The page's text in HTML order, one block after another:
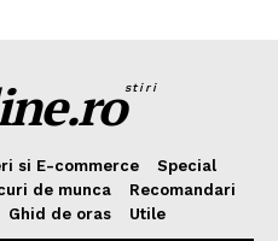
stiri
si E-commerce
Special
de munca
Recomandari
Ghid de oras Utile